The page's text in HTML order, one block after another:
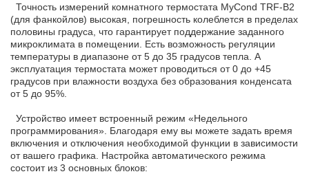
Точность измерений комнатного термостата MyCond TRF-B2
(для фанкойлов) высокая, погрешность колеблется в пределах
половины градуса, что гарантирует поддержание заданного
микроклимата в помещении. Есть возможность регуляции
температуры в диапазоне от 5 до 35 градусов тепла. А
эксплуатация термостата может проводиться от 0 до +45
градусов при влажности воздуха без образования конденсата
от 5 до 95%.
Устройство имеет встроенный режим «Недельного
программирования». Благодаря ему вы можете задать время
включения и отключения необходимой функции в зависимости
от вашего графика. Настройка автоматического режима
состоит из 3 основных блоков: